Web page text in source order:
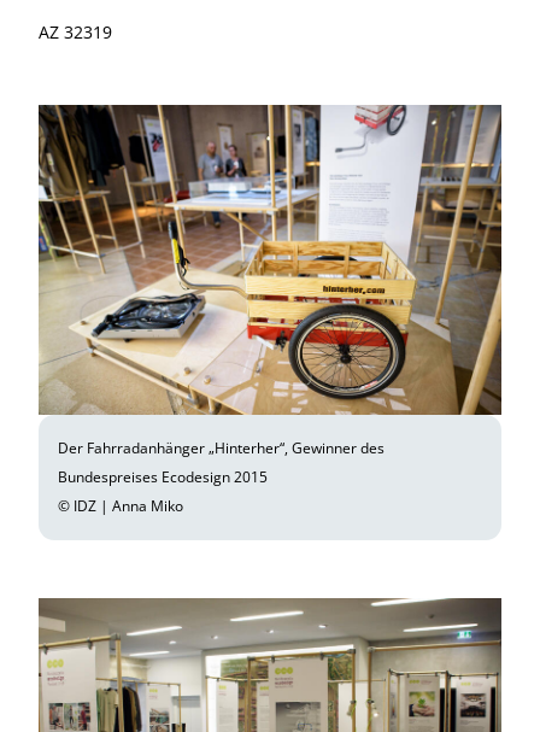
AZ 32319
Der Fahrradanhänger „Hinterher“, Gewinner des
Bundespreises Ecodesign 2015
© IDZ | Anna Miko